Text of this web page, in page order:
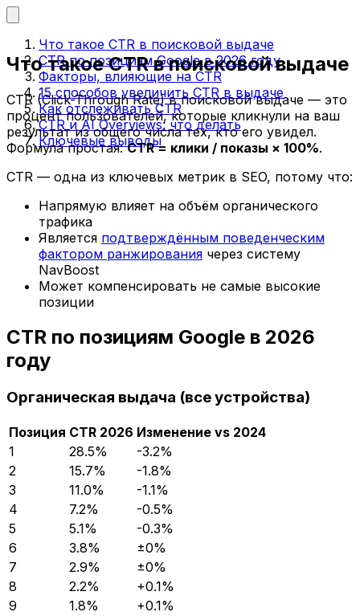
Что такое CTR в поисковой выдаче
CTR по позициям Google в 2026 году
Факторы, влияющие на CTR
15 способов увеличить CTR в выдаче
Как отслеживать CTR
CTR и AI Overviews: что делать
Ключевые выводы
Что такое CTR в поисковой выдаче
CTR (Click-Through Rate) в поисковой выдаче — это
процент пользователей, которые кликнули на ваш
результат из общего числа тех, кто его увидел.
Формула простая:CTR = клики / показы × 100%.
CTR — одна из ключевых метрик в SEO, потому что:
Напрямую влияет на объём органического
трафика
Является подтверждённым поведенческим
фактором ранжирования через систему
NavBoost
Может компенсировать не самые высокие
позиции
CTR по позициям Google в 2026
году
Органическая выдача (все устройства)
Позиция CTR 2026 Изменение vs 2024
1
28.5%
-3.2%
2
15.7%
-1.8%
3
11.0%
-1.1%
4
7.2%
-0.5%
5
5.1%
-0.3%
6
3.8%
±0%
7
2.9%
±0%
8
2.2%
+0.1%
9
1.8%
+0.1%